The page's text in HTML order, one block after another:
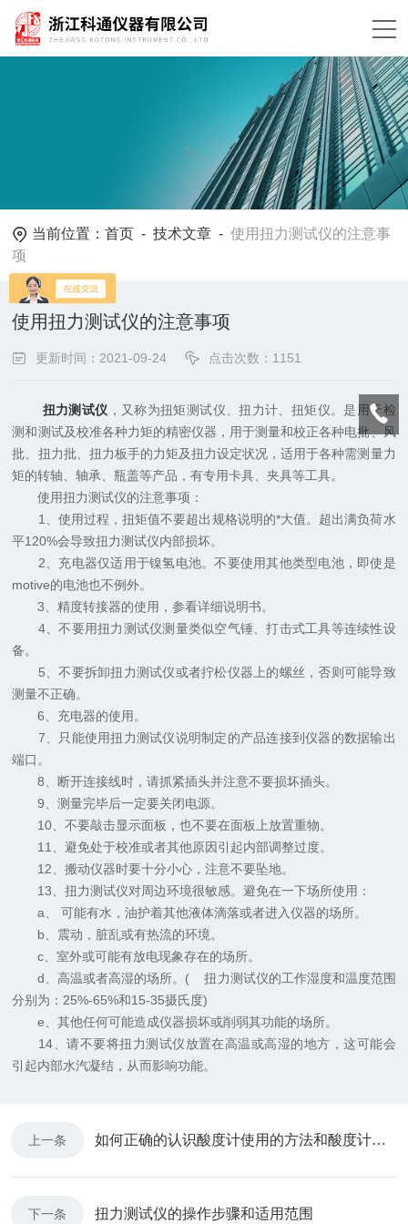
当前位置：首页 -技术文章 -使用扭力测试仪的注意事
项
使用扭力测试仪的注意事项
更新时间：2021-09-24 点击次数：1151
扭力测试仪 ，又称为扭矩测试仪、扭力计、扭矩仪。是用于检
测和测试及校准各种力矩的精密仪器，用于测量和校正各种电批、风
批、扭力批、扭力板手的力矩及扭力设定状况，适用于各种需测量力
矩的转轴、轴承、瓶盖等产品，有专用卡具、夹具等工具。
使用扭力测试仪的注意事项：
1、使用过程，扭矩值不要超出规格说明的*大值。超出满负荷水
平120%会导致扭力测试仪内部损坏。
2、充电器仅适用于镍氢电池。不要使用其他类型电池，即使是
motive的电池也不例外。
3、精度转接器的使用，参看详细说明书。
4、不要用扭力测试仪测量类似空气锤、打击式工具等连续性设
备。
5、不要拆卸扭力测试仪或者拧松仪器上的螺丝，否则可能导致
测量不正确。
6、充电器的使用。
7、只能使用扭力测试仪说明制定的产品连接到仪器的数据输出
端口。
8、断开连接线时，请抓紧插头并注意不要损坏插头。
9、测量完毕后一定要关闭电源。
10、不要敲击显示面板，也不要在面板上放置重物。
11、避免处于校准或者其他原因引起内部调整过度。
12、搬动仪器时要十分小心，注意不要坠地。
13、扭力测试仪对周边环境很敏感。避免在一下场所使用：
a、 可能有水，油护着其他液体滴落或者进入仪器的场所。
b、震动，脏乱或有热流的环境。
c、室外或可能有放电现象存在的场所。
d、高温或者高湿的场所。( 扭力测试仪的工作湿度和温度范围
分别为：25%-65%和15-35摄氏度)
e、其他任何可能造成仪器损坏或削弱其功能的场所。
14、请不要将扭力测试仪放置在高温或高湿的地方，这可能会
引起内部水汽凝结，从而影响功能。
上一条 如何正确的认识酸度计使用的方法和酸度计的保养电极
下一条 扭力测试仪的操作步骤和适用范围